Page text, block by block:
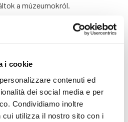
i cookie
contenuti ed
dei social media e per
Condividiamo inoltre
cui utilizza il nostro sito con i
a múzeumokról.
80 €-tól. Ennél anyagilag
jelent az ún. gondola “traghetto”,
a Canal Grande-n való
lehetőség: San Tomà,